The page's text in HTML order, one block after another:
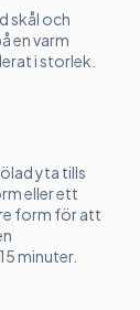
skål och
en varm
i storlek.
yta tills
eller ett
form för att
minuter.